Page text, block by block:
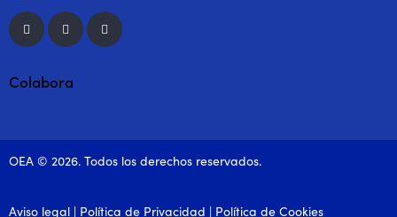
Colabora
OEA © 2026. Todos los derechos reservados.
Aviso legal | Política de Privacidad | Política de Cookies